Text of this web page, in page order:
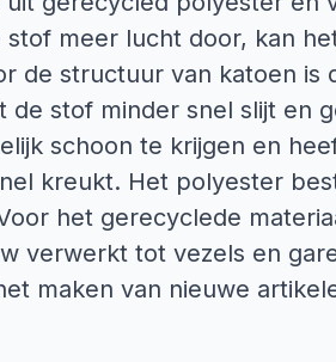
stof meer lucht door, kan
de structuur van katoen is
stof minder snel slijt en
schoon te krijgen en
kreukt. Het polyester
het gerecyclede
verwerkt tot vezels en
maken van nieuwe